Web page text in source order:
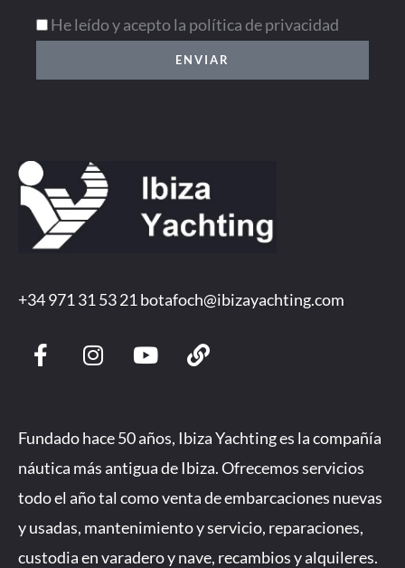
He leído y acepto la política de privacidad
ENVIAR
+34 971 31 53 21 botafoch@ibizayachting.com
F
a
b
o
o
k
-
f
I
n
a
g
r
a
m
Y
o
u
e
L
i
Fundado hace 50 años, Ibiza Yachting es la compañía
náutica más antigua de Ibiza. Ofrecemos servicios
todo el año tal como venta de embarcaciones nuevas
y usadas, mantenimiento y servicio, reparaciones,
custodia en varadero y nave, recambios y alquileres.